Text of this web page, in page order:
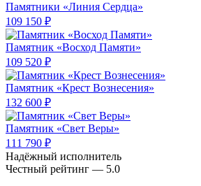
Памятники «Линия Сердца»
109 150 ₽
Памятник «Восход Памяти»
109 520 ₽
Памятник «Крест Вознесения»
132 600 ₽
Памятник «Свет Веры»
111 790 ₽
Надёжный исполнитель
Чеcтный рейтинг — 5.0